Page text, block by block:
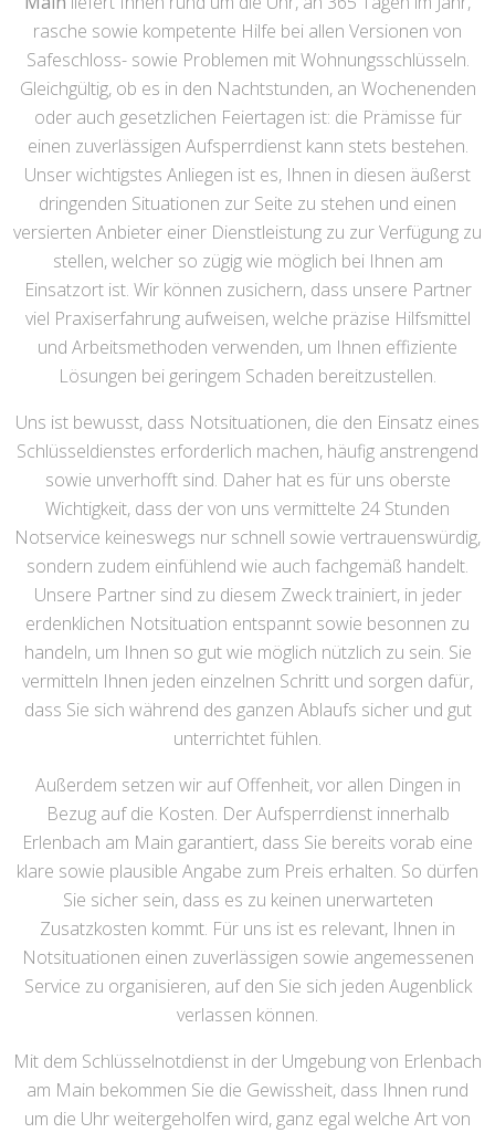
rasche sowie kompetente Hilfe bei allen Versionen von
Safeschloss- sowie Problemen mit Wohnungsschlüsseln.
Gleichgültig, ob es in den Nachtstunden, an Wochenenden
oder auch gesetzlichen Feiertagen ist: die Prämisse für
einen zuverlässigen Aufsperrdienst kann stets bestehen.
Unser wichtigstes Anliegen ist es, Ihnen in diesen äußerst
dringenden Situationen zur Seite zu stehen und einen
versierten Anbieter einer Dienstleistung zu zur Verfügung zu
stellen, welcher so zügig wie möglich bei Ihnen am
Einsatzort ist. Wir können zusichern, dass unsere Partner
viel Praxiserfahrung aufweisen, welche präzise Hilfsmittel
und Arbeitsmethoden verwenden, um Ihnen effiziente
Lösungen bei geringem Schaden bereitzustellen.
Uns ist bewusst, dass Notsituationen, die den Einsatz eines
Schlüsseldienstes erforderlich machen, häufig anstrengend
sowie unverhofft sind. Daher hat es für uns oberste
Wichtigkeit, dass der von uns vermittelte 24 Stunden
Notservice keineswegs nur schnell sowie vertrauenswürdig,
sondern zudem einfühlend wie auch fachgemäß handelt.
Unsere Partner sind zu diesem Zweck trainiert, in jeder
erdenklichen Notsituation entspannt sowie besonnen zu
handeln, um Ihnen so gut wie möglich nützlich zu sein. Sie
vermitteln Ihnen jeden einzelnen Schritt und sorgen dafür,
dass Sie sich während des ganzen Ablaufs sicher und gut
unterrichtet fühlen.
Außerdem setzen wir auf Offenheit, vor allen Dingen in
Bezug auf die Kosten. Der Aufsperrdienst innerhalb
Erlenbach am Main garantiert, dass Sie bereits vorab eine
klare sowie plausible Angabe zum Preis erhalten. So dürfen
Sie sicher sein, dass es zu keinen unerwarteten
Zusatzkosten kommt. Für uns ist es relevant, Ihnen in
Notsituationen einen zuverlässigen sowie angemessenen
Service zu organisieren, auf den Sie sich jeden Augenblick
verlassen können.
Mit dem Schlüsselnotdienst in der Umgebung von Erlenbach
am Main bekommen Sie die Gewissheit, dass Ihnen rund
um die Uhr weitergeholfen wird, ganz egal welche Art von